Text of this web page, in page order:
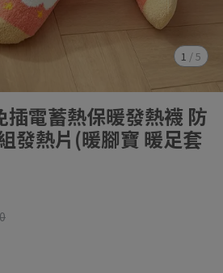
1 /5
插電蓄熱保暖發熱襪 防
發熱片(暖腳寶 暖足套